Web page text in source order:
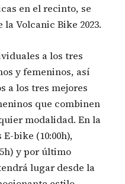
en el recinto, se
Volcanic Bike 2023.
a los tres
y femeninos, así
a los tres mejores
que combinen
modalidad. En la
bike (10:00h),
y por último
lugar desde la